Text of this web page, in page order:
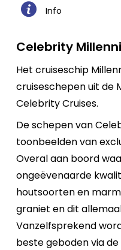
Info
Celebrity
Het cruiseschip
cruiseschepen uit de
Celebrity Cruises.
De schepen van
toonbeelden van
Overal aan boord
ongeëvenaarde
houtsoorten en
graniet en dit
Vanzelfsprekend
beste geboden via